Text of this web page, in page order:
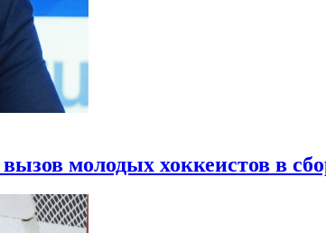
молодых хоккеистов в